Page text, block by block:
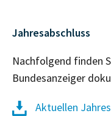
Jahresabschluss
Nachfolgend finden
Bundesanzeiger
Aktuellen